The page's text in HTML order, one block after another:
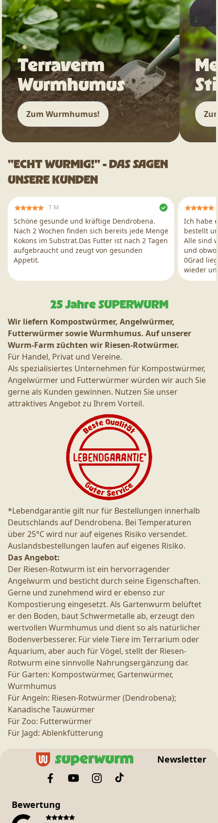
Terraverm
Wurmhumus
Zum Wurmhumus!
"ECHT WURMIG!" - DAS SAGEN
UNSERE KUNDEN
T M
Schöne gesunde und kräftige Dendrobena.
Nach 2 Wochen finden sich bereits jede Menge
Kokons im Substrat.Das Futter ist nach 2 Tagen
aufgebraucht und zeugt von gesunden
Appetit.
Ich habe
bestellt
Alle sind
und
0Grad
wieder
25 Jahre SUPERWURM
Wir liefern Kompostwürmer, Angelwürmer,
Futterwürmer sowie Wurmhumus. Auf unserer
Wurm-Farm züchten wir Riesen-Rotwürmer.
Für Handel, Privat und Vereine.
Als spezialisiertes Unternehmen für Kompostwürmer,
Angelwürmer und Futterwürmer würden wir auch Sie
gerne als Kunden gewinnen. Nutzen Sie unser
attraktives Angebot zu Ihrem Vorteil.
*Lebendgarantie gilt nur für Bestellungen innerhalb
Deutschlands auf Dendrobena. Bei Temperaturen
über 25°C wird nur auf eigenes Risiko versendet.
Auslandsbestellungen laufen auf eigenes Risiko.
Das Angebot:
Der Riesen-Rotwurm ist ein hervorragender
Angelwurm und besticht durch seine Eigenschaften.
Gerne und zunehmend wird er ebenso zur
Kompostierung eingesetzt. Als Gartenwurm belüftet
er den Boden, baut Schwermetalle ab, erzeugt den
wertvollen Wurmhumus und dient so als natürlicher
Bodenverbesserer. Für viele Tiere im Terrarium oder
Aquarium, aber auch für Vögel, stellt der Riesen-
Rotwurm eine sinnvolle Nahrungsergänzung dar.
Für Garten: Kompostwürmer, Gartenwürmer,
Wurmhumus
Für Angeln: Riesen-Rotwürmer (Dendrobena);
Kanadische Tauwürmer
Für Zoo: Futterwürmer
Für Jagd: Ablenkfütterung
Newsletter
Bewertung